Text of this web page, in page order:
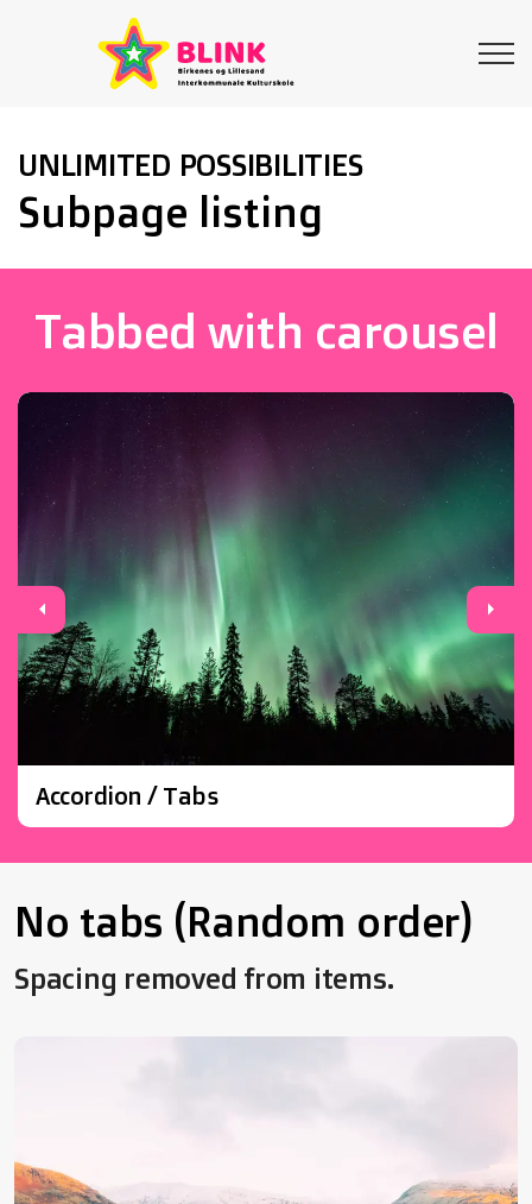
UNLIMITED POSSIBILITIES
Subpage listing
Tabbed with carousel
Previous
Accordion / Tabs
Next
No tabs (Random order)
Spacing removed from items.